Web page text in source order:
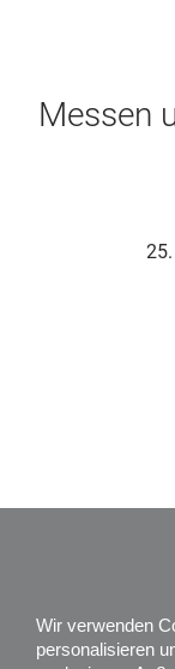
Wir verwenden
personalisieren
Messen
Datenschutz
Karriere